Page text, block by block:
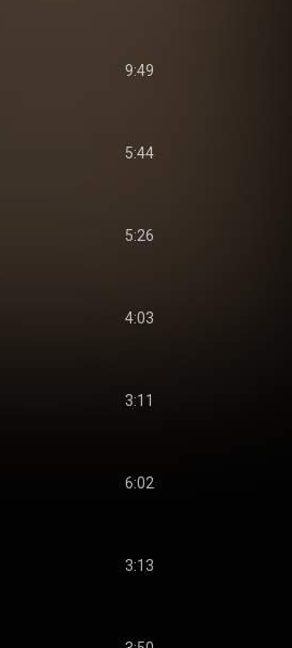
9:49
5:44
5:26
4:03
3:11
6:02
3:13